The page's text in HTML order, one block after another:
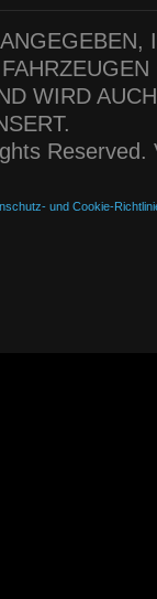
WIRD
und Cookie-